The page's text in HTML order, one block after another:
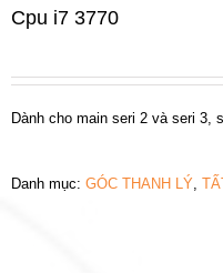
Cpu i7 3770
Dành cho main seri 2 và seri 3,
Danh mục: GÓC THANH LÝ